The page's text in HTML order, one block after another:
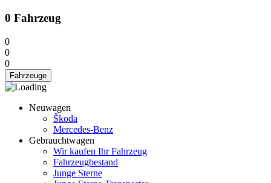
0 Fahrzeug
0
0
0
Fahrzeuge
Neuwagen
Škoda
Mercedes-Benz
Gebrauchtwagen
Wir kaufen Ihr Fahrzeug
Fahrzeugbestand
Junge Sterne